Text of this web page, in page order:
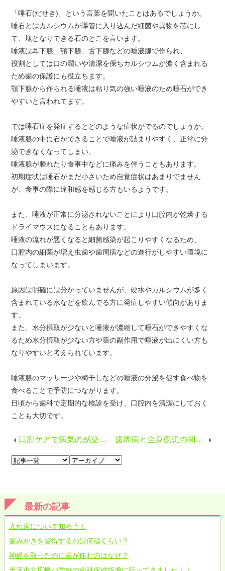
「唾石(だせき)」という言葉を聞いたことはあるでしょうか。
唾石とはカルシウムが導管に入り込んだ細菌や異物を芯にし
て、塊となりできる石のとこを言います。
唾液は耳下腺、顎下腺、舌下腺などの唾液腺で作られ、
役割としては口の潤いや清潔を保ちカルシウムが濃く含まれる
ため歯の保護にも役立ちます。
顎下腺から作られる唾液は粘り気の強い唾液のため唾石ができ
やすいと言われてます。
では唾石症を発症するとどのような症状がでるのでしょうか。
唾液腺の中に石ができることで唾液が詰まりやすく、正常に分
泌できなくなってしまい、
唾液腺が腫れたり食事中などに痛みを伴うこともあります。
初期症状は唾石がまだ小さいため自覚症状はあまりでません
が、食事の際に違和感を感じる方もいるようです。
また、唾液が正常に分泌されないことにより口腔内が乾燥する
ドライマウスになることもあります。
唾液の流れが悪くなると細菌感染が起こりやすくなるため、
口腔内の細菌が増え虫歯や歯周病などの進行がしやすい環境に
なってしまいます。
原因は明確には分かっていませんが、硬水やカルシウムが多く
含まれている水などを飲んでる方に発症しやすい傾向がありま
す。
また、水分摂取が少ないと唾液が濃縮して唾石ができやすくな
るため水分摂取が少ない方や薬の副作用で唾液が出にくい方も
なりやすいと考えられています。
唾液腺のマッサージや梅干しなどの唾液の分泌を促す食べ物を
食べることで予防につながります。
日頃から歯科で定期的な検診を受け、口腔内を清潔にしておく
ことも大切です。
口腔ケアで病気の感染リスクを下げよう 歯周病と全身疾患の関係性
最新の記事
入れ歯について知ろう！
歯みがきを習得するのは何歳くらい？
神経を取ったのに歯が痛むのはなぜ？